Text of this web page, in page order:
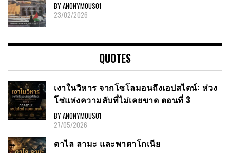
BY ANONYMOUS01
23/02/2026
QUOTES
เงาในวิหาร จากโซโลมอนถึงเอปสไตน์: ห่วง
โซ่แห่งความลับที่ไม่เคยขาด ตอนที่ 3
BY ANONYMOUS01
27/05/2026
ดาไล ลามะ และพาตาโกเนีย